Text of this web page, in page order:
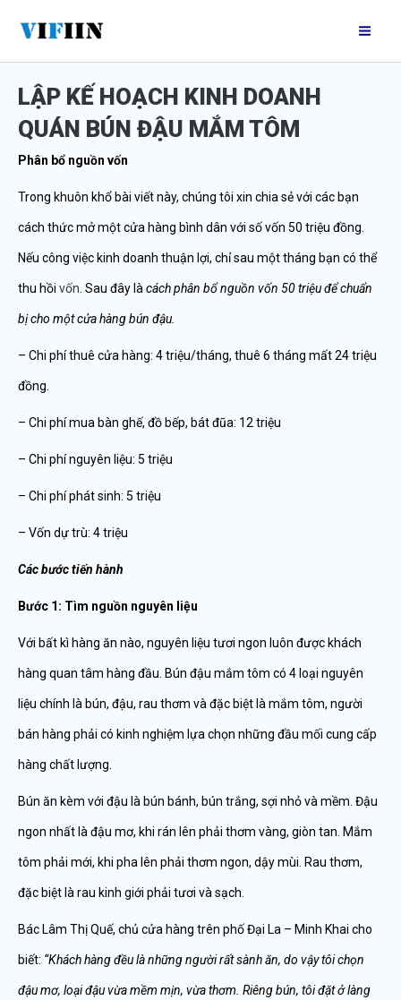
nội
dungLẬP KẾ HOẠCH KINH DOANH
QUÁN BÚN ĐẬU MẮM TÔM
Phân bổ nguồn vốn
Trong khuôn khổ bài viết này, chúng tôi xin chia sẻ với các bạn
cách thức mở một cửa hàng bình dân với số vốn 50 triệu đồng.
Nếu công việc kinh doanh thuận lợi, chỉ sau một tháng bạn có thể
thu hồi vốn . Sau đây là cách phân bổ nguồn vốn 50 triệu để chuẩn
bị cho một cửa hàng bún đậu.
– Chi phí thuê cửa hàng: 4 triệu/tháng, thuê 6 tháng mất 24 triệu
đồng.
– Chi phí mua bàn ghế, đồ bếp, bát đũa: 12 triệu
– Chi phí nguyên liệu: 5 triệu
– Chi phí phát sinh: 5 triệu
– Vốn dự trù: 4 triệu
Các bước tiến hành
Bước 1: Tìm nguồn nguyên liệu
Với bất kì hàng ăn nào, nguyên liệu tươi ngon luôn được khách
hàng quan tâm hàng đầu. Bún đậu mắm tôm có 4 loại nguyên
liệu chính là bún, đậu, rau thơm và đặc biệt là mắm tôm, người
bán hàng phải có kinh nghiệm lựa chọn những đầu mối cung cấp
hàng chất lượng.
Bún ăn kèm với đậu là bún bánh, bún trắng, sợi nhỏ và mềm. Đậu
ngon nhất là đậu mơ, khi rán lên phải thơm vàng, giòn tan. Mắm
tôm phải mới, khi pha lên phải thơm ngon, dậy mùi. Rau thơm,
đặc biệt là rau kinh giới phải tươi và sạch.
Bác Lâm Thị Quế, chủ cửa hàng trên phố Đại La – Minh Khai cho
biết: “Khách hàng đều là những người rất sành ăn, do vậy tôi chọn
đậu mơ, loại đậu vừa mềm mịn, vừa thơm. Riêng bún, tôi đặt ở làng